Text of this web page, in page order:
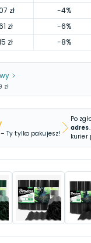
zł
-4%
zł
-6%
zł -8%
zł
Ty tylko pakujesz!
Po
adres
kurier